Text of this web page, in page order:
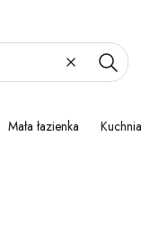
WyczyśćSzukaj
Mała łazienka Kuchnia